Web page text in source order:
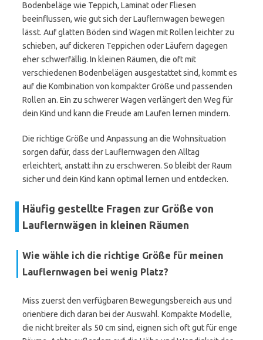
Bodenbeläge wie Teppich, Laminat oder Fliesen
beeinflussen, wie gut sich der Lauflernwagen bewegen
lässt. Auf glatten Böden sind Wagen mit Rollen leichter zu
schieben, auf dickeren Teppichen oder Läufern dagegen
eher schwerfällig. In kleinen Räumen, die oft mit
verschiedenen Bodenbelägen ausgestattet sind, kommt es
auf die Kombination von kompakter Größe und passenden
Rollen an. Ein zu schwerer Wagen verlängert den Weg für
dein Kind und kann die Freude am Laufen lernen mindern.
Die richtige Größe und Anpassung an die Wohnsituation
sorgen dafür, dass der Lauflernwagen den Alltag
erleichtert, anstatt ihn zu erschweren. So bleibt der Raum
sicher und dein Kind kann optimal lernen und entdecken.
Häufig gestellte Fragen zur Größe von
Lauflernwägen in kleinen Räumen
Wie wähle ich die richtige Größe für meinen
Lauflernwagen bei wenig Platz?
Miss zuerst den verfügbaren Bewegungsbereich aus und
orientiere dich daran bei der Auswahl. Kompakte Modelle,
die nicht breiter als 50 cm sind, eignen sich oft gut für enge